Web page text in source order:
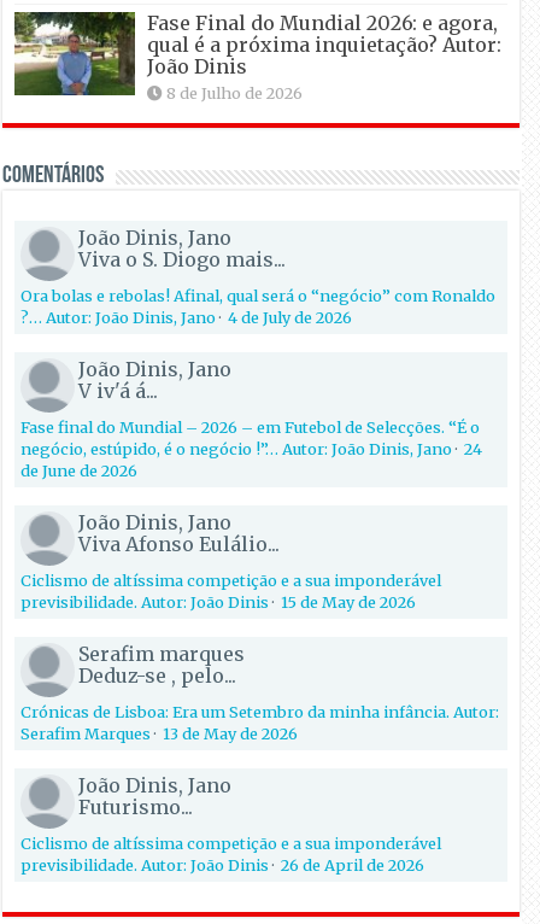
Fase Final do Mundial 2026: e agora,
qual é a próxima inquietação? Autor:
João Dinis
8 de Julho de 2026
Comentários
João Dinis, Jano
Viva o S. Diogo mais...
Ora bolas e rebolas! Afinal, qual será o “negócio” com Ronaldo
?… Autor: João Dinis, Jano·4 de July de 2026
João Dinis, Jano
V iv'á á...
Fase final do Mundial – 2026 – em Futebol de Selecções. “É o
negócio, estúpido, é o negócio !”… Autor: João Dinis, Jano·24
de June de 2026
João Dinis, Jano
Viva Afonso Eulálio...
Ciclismo de altíssima competição e a sua imponderável
previsibilidade. Autor: João Dinis·15 de May de 2026
Serafim marques
Deduz-se , pelo...
Crónicas de Lisboa: Era um Setembro da minha infância. Autor:
Serafim Marques·13 de May de 2026
João Dinis, Jano
Futurismo...
Ciclismo de altíssima competição e a sua imponderável
previsibilidade. Autor: João Dinis·26 de April de 2026